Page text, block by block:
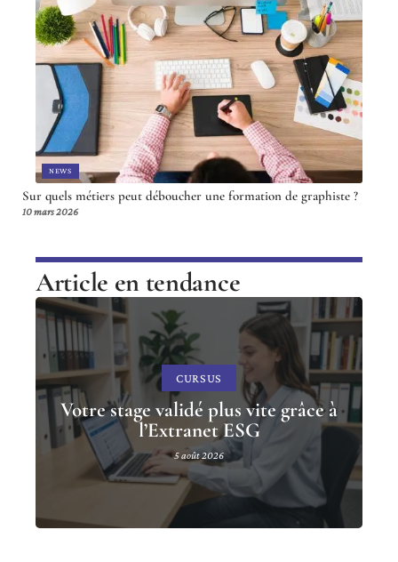
NEWS
Sur quels métiers peut déboucher une formation de graphiste ?
10 mars 2026
Article en tendance
CURSUS
Votre stage validé plus vite grâce à
l’Extranet ESG
5 août 2026